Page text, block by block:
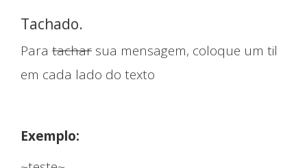
Tachado.
Para tachar sua mensagem, coloque um til
em cada lado do texto
Exemplo: